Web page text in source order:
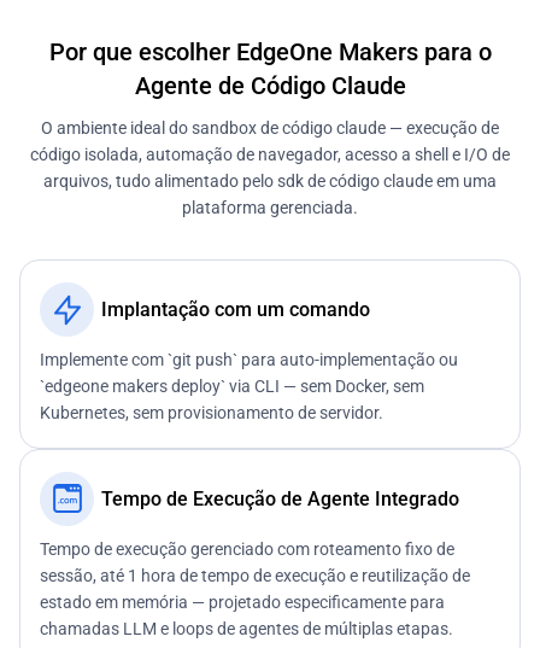
Por que escolher EdgeOne Makers para o
Agente de Código Claude
O ambiente ideal do sandbox de código claude — execução de
código isolada, automação de navegador, acesso a shell e I/O de
arquivos, tudo alimentado pelo sdk de código claude em uma
plataforma gerenciada.
Implantação com um comando
Implemente com `git push` para auto-implementação ou
`edgeone makers deploy` via CLI — sem Docker, sem
Kubernetes, sem provisionamento de servidor.
Tempo de Execução de Agente Integrado
Tempo de execução gerenciado com roteamento fixo de
sessão, até 1 hora de tempo de execução e reutilização de
estado em memória — projetado especificamente para
chamadas LLM e loops de agentes de múltiplas etapas.